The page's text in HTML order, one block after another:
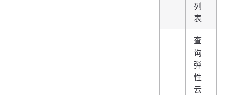
列
表
查
询
弹
性
云